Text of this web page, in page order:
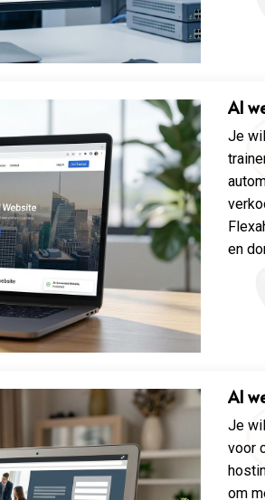
AI
Je
en
AI
Je
voor
om